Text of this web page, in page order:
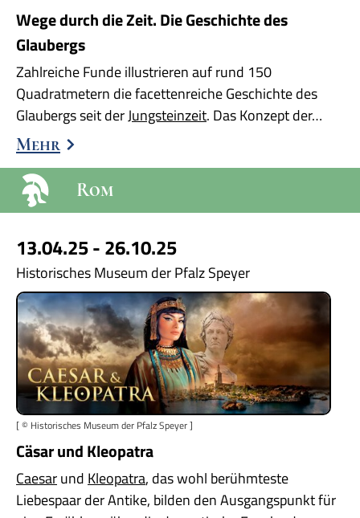
Wege durch die Zeit. Die Geschichte des
Glaubergs
Zahlreiche Funde illustrieren auf rund 150
Quadratmetern die facettenreiche Geschichte des
Glaubergs seit derJungsteinzeit. Das Konzept der…
Mehr
Rom
13.04.25 - 26.10.25
Historisches Museum der Pfalz Speyer
[ © Historisches Museum der Pfalz Speyer ]
Cäsar und Kleopatra
Caesarund Kleopatra, das wohl berühmteste
Liebespaar der Antike, bilden den Ausgangspunkt für